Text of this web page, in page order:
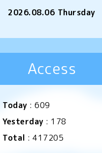
2026.08.06 Thursday
Access
Today : 609
Yesterday : 178
Total : 417205